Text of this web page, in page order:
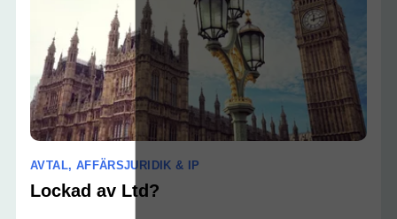
AVTAL, AFFÄRSJURIDIK & IP
Lockad av Ltd?